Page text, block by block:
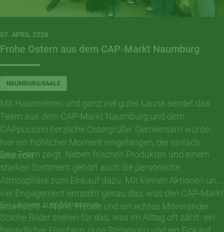
07. APRIL 2026
Frohe Ostern aus dem CAP-Markt Naumburg
NAUMBURG/SAALE
Mit Hasenohren und ganz viel guter Laune sendet das
Team aus dem CAP-Markt Naumburg und dem
CAPpuccino herzliche Ostergrüße. Gemeinsam wurde
hier ein fröhlicher Moment eingefangen, der einfach
ansteckt.
Das Team zeigt: Neben frischen Produkten und einem
starken Sortiment gehört auch die persönliche
Atmosphäre zum Einkauf dazu. Mit kleinen Aktionen und
viel Engagement entsteht genau das, was den CAP-Markt
ausmacht – Nähe, Freude und ein echtes Miteinander.
Ein Lächeln zum Mitnehmen
Solche Bilder stehen für das, was im Alltag oft zählt: ein